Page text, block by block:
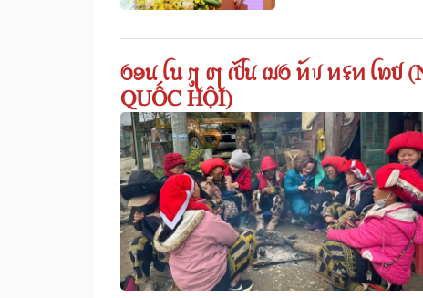
ꪉꪮꪙ ꪶꪕ ꪋꪴ ꪹꪋ ꫄ꪤꪙ ꪹꪣꪉ ꪀꪰꪚ ꪀꪺꪀ
QUỐC HỘI)